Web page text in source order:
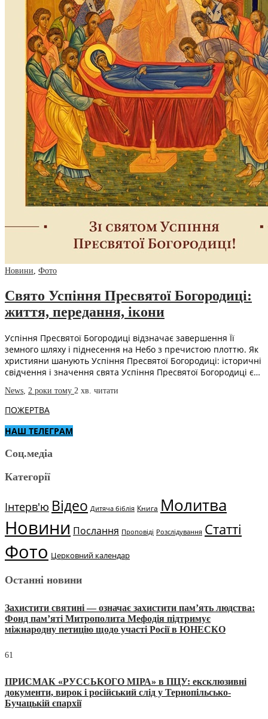
Новини, Фото
Свято Успіння Пресвятої Богородиці:
життя, передання, ікони
Успіння Пресвятої Богородиці відзначає завершення Її
земного шляху і піднесення на Небо з пречистою плоттю. Як
християни шанують Успіння Пресвятої Богородиці: історичні
свідчення і значення свята Успіння Пресвятої Богородиці є…
News 2 роки тому 2 хв. читати
ПОЖЕРТВА
НАШ ТЕЛЕГРАМ
Соц.медіа
Категорії
Інтерв'ю Відео Дитяча біблія Книга Молитва
Новини Послання Проповіді Розслідування Статті
Фото Церковний календар
Останні новини
Захистити святині — означає захистити пам’ять людства:
Фонд пам’яті Митрополита Мефодія підтримує
міжнародну петицію щодо участі Росії в ЮНЕСКО
61
ПРИСМАК «РУССЬКОГО МІРА» в ПЦУ: ексклюзивні
документи, вирок і російський слід у Тернопільсько-
Бучацькій єпархії